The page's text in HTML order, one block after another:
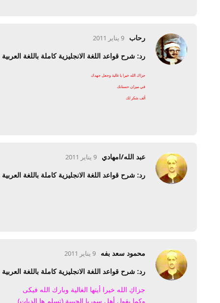
رحاب 9 يناير 2011
رد: شرح قواعد اللغة الانجليزية كاملة باللغة العربية
جزاك الله خيرا يا غالية وجعل جهدك
في ميزان حسناتك
ألف شكر لك
عبد الله/امهادي 9 يناير 2011
رد: شرح قواعد اللغة الانجليزية كاملة باللغة العربية
محمود سعد بفه 9 يناير 2011
رد: شرح قواعد اللغة الانجليزية كاملة باللغة العربية
جزاكِ الله خيرا أيتها الغالية وبارك الله فيكى
وكما يقول أهل سوريا الحبيبة (تسلم ها الديات)